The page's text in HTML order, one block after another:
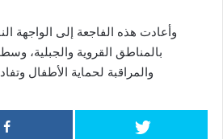
وأعادت هذه الفاجعة إلى الواجهة
بالمناطق القروية والجبلية،
والمراقبة لحماية الأطفال